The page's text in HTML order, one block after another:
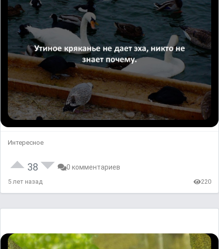
Интересное
38 0 комментариев
5 лет назад 220